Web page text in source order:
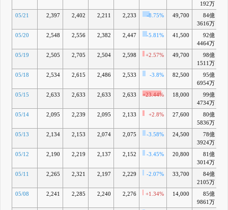
192万
05/21 2,397 2,402 2,211 2,233 -8.75% 49,700
84億
3616万
05/20 2,548 2,556 2,382 2,447 -5.81% 41,500
92億
4464万
05/19 2,505 2,705 2,504 2,598 +2.57% 49,700
98億
1511万
05/18 2,534 2,615 2,486 2,533 -3.8% 82,500
95億
6954万
05/15 2,633 2,633 2,633 2,633 +23.44% 18,000
99億
4734万
05/14 2,095 2,239 2,095 2,133 +2.8% 27,600
80億
5836万
05/13 2,134 2,153 2,074 2,075 -3.58% 24,500
78億
3924万
05/12 2,190 2,219 2,137 2,152 -3.45% 20,800
81億
3014万
05/11 2,265 2,321 2,197 2,229 -2.07% 33,700
84億
2105万
05/08 2,241 2,285 2,240 2,276 +1.34% 14,000
85億
9861万